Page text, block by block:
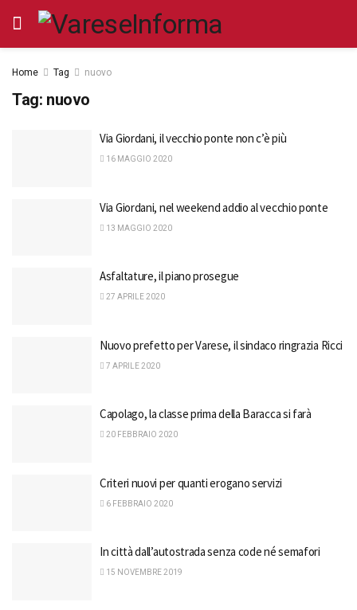
Home Tag nuovo
Tag: nuovo
Via Giordani, il vecchio ponte non c’è più
16 MAGGIO 2020
Via Giordani, nel weekend addio al vecchio ponte
13 MAGGIO 2020
Asfaltature, il piano prosegue
27 APRILE 2020
Nuovo prefetto per Varese, il sindaco ringrazia Ricci
7 APRILE 2020
Capolago, la classe prima della Baracca si farà
20 FEBBRAIO 2020
Criteri nuovi per quanti erogano servizi
6 FEBBRAIO 2020
In città dall’autostrada senza code né semafori
15 NOVEMBRE 2019